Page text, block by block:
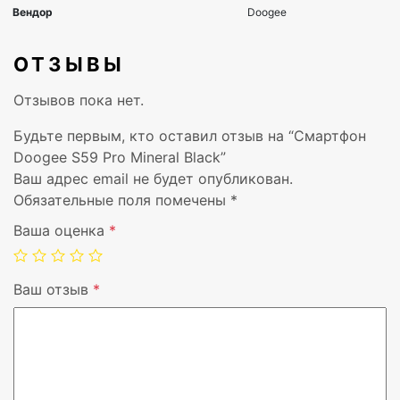
Объем внутренней памяти, ГБ
Максимальный объем карты памяти, ГБ
Камера, МПикс
Фронтальная камера, МПикс
Кол-во сим-карт
Поддержка 3G
Поддержка LTE
ОТЗЫВЫ
Отзывов пока нет.
Будьте первым, кто оставил отзыв на “Смартфон
Doogee S59 Pro Mineral Black”
Ваш адрес email не будет опубликован.
Обязательные поля помечены *
Ваша оценка *
Ваш отзыв *